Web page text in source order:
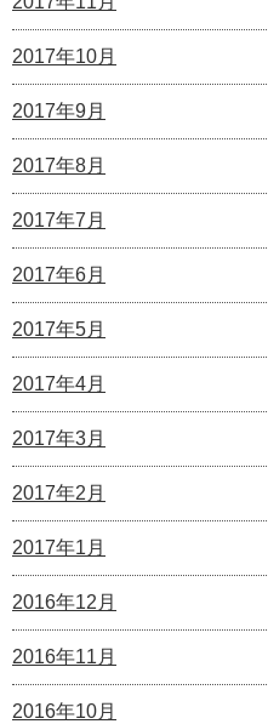
2017年10月
2017年9月
2017年8月
2017年7月
2017年6月
2017年5月
2017年4月
2017年3月
2017年2月
2017年1月
2016年12月
2016年11月
2016年10月